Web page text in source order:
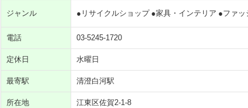
ジャンル ●リサイクルショップ ●家具・インテリア ●ファッ
電話 03-5245-1720
定休日 水曜日
最寄駅 清澄白河駅
所在地 江東区佐賀2-1-8